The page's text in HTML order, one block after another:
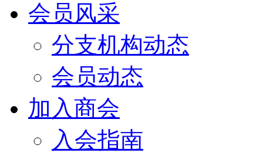
会员风采
分支机构动态
会员动态
加入商会
入会指南